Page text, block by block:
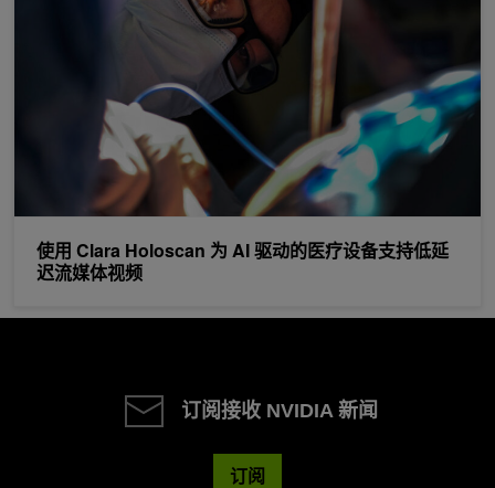
使用 Clara Holoscan 为 AI 驱动的医疗设备支持低延
迟流媒体视频
订阅接收 NVIDIA 新闻
订阅